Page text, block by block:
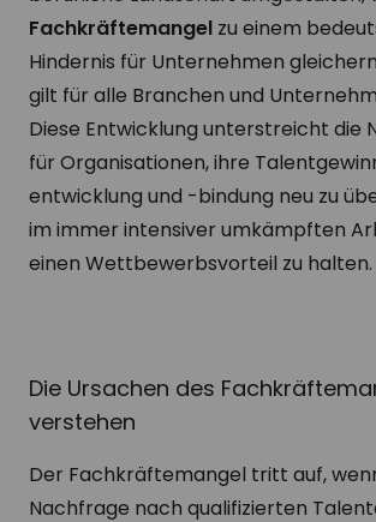
Fachkräftemangel zu einem
Hindernis für Unternehmen
gilt für alle Branchen und
Diese Entwicklung unterstreicht die
für Organisationen, ihre
entwicklung und -bindung neu zu
im immer intensiver umkämpften
einen Wettbewerbsvorteil zu halten.
Die Ursachen des
verstehen
Der Fachkräftemangel tritt auf,
Nachfrage nach qualifizierten